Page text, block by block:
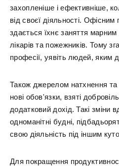
захопленіше і ефективніше,
від своєї діяльності. Офісним
здається їхнє заняття марним
лікарів та пожежників. Тому
професії, уявіть людей, яким
Також джерелом натхнення та
нові обов'язки, взяті
додатковий дохід. Такі зміни
одноманітні будні,
свою діяльність під іншим
Для покращення